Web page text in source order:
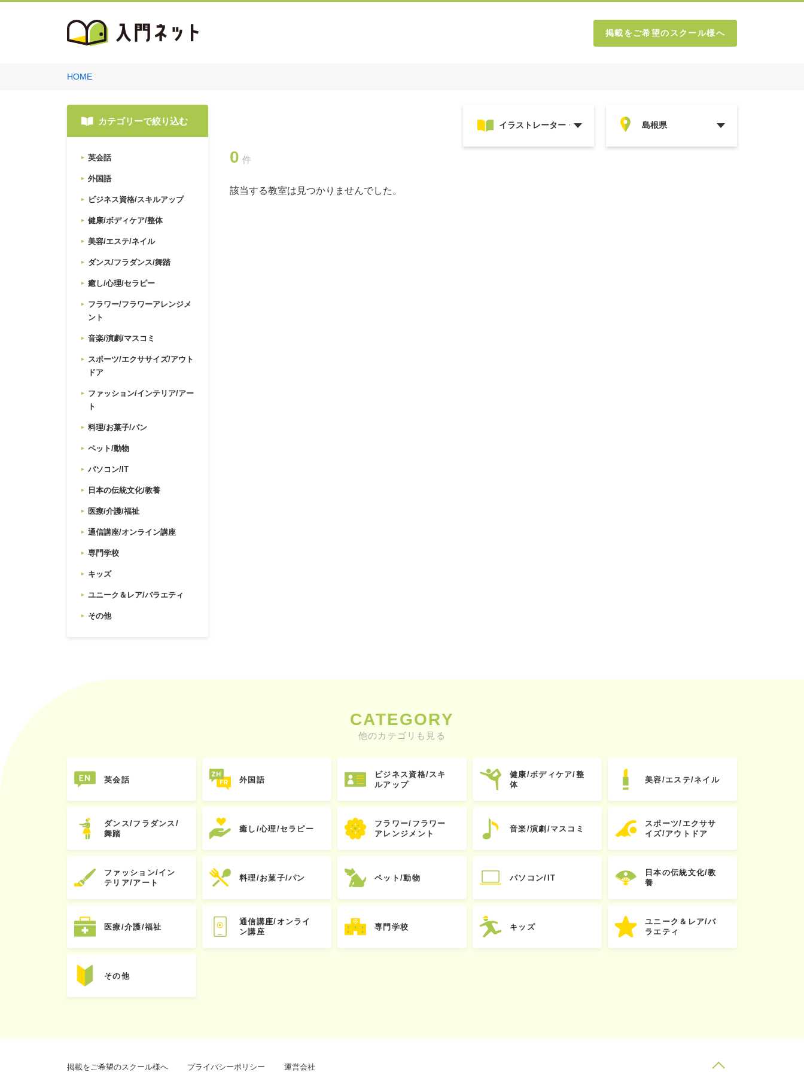
掲載をご希望のスクール様へ
HOME
カテゴリーで絞り込む
英会話
外国語
ビジネス資格/スキルアップ
健康/ボディケア/整体
美容/エステ/ネイル
ダンス/フラダンス/舞踏
癒し/心理/セラピー
フラワー/フラワーアレンジメ
ント
音楽/演劇/マスコミ
スポーツ/エクササイズ/アウト
ドア
ファッション/インテリア/アー
ト
料理/お菓子/パン
ペット/動物
パソコン/IT
日本の伝統文化/教養
医療/介護/福祉
通信講座/オンライン講座
専門学校
キッズ
ユニーク＆レア/バラエティ
その他
0 件
該当する教室は見つかりませんでした。
CATEGORY
他のカテゴリも見る
英会話 外国語
ビジネス資格/スキ
ルアップ
健康/ボディケア/整
体
美容/エステ/ネイル
ダンス/フラダンス/
舞踏
癒し/心理/セラピー
フラワー/フラワー
アレンジメント
音楽/演劇/マスコミ
スポーツ/エクササ
イズ/アウトドア
ファッション/イン
テリア/アート
料理/お菓子/パン ペット/動物 パソコン/IT
日本の伝統文化/教
養
医療/介護/福祉
通信講座/オンライ
ン講座
専門学校 キッズ
ユニーク＆レア/バ
ラエティ
その他
掲載をご希望のスクール様へ プライバシーポリシー 運営会社